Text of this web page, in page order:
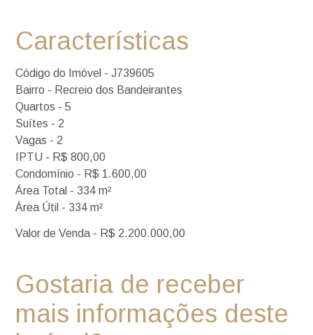
Características
Código do Imóvel - J739605
Bairro - Recreio dos Bandeirantes
Quartos - 5
Suítes - 2
Vagas - 2
IPTU - R$ 800,00
Condomínio - R$ 1.600,00
Área Total - 334 m²
Área Útil - 334 m²
Valor de Venda - R$ 2.200.000,00
Gostaria de receber
mais informações deste